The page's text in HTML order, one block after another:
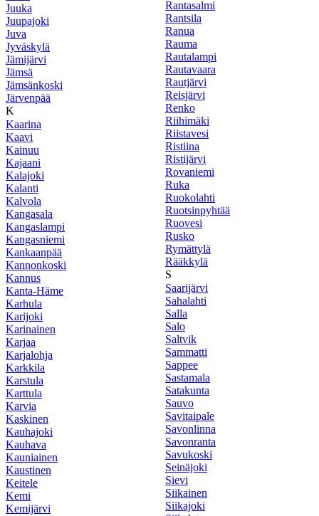
Juuka
Juupajoki
Juva
Jyväskylä
Jämijärvi
Jämsä
Jämsänkoski
Järvenpää
K
Kaarina
Kaavi
Kainuu
Kajaani
Kalajoki
Kalanti
Kalvola
Kangasala
Kangaslampi
Kangasniemi
Kankaanpää
Kannonkoski
Kannus
Kanta-Häme
Karhula
Karijoki
Karinainen
Karjaa
Karjalohja
Karkkila
Karstula
Karttula
Karvia
Kaskinen
Kauhajoki
Kauhava
Kauniainen
Kaustinen
Keitele
Kemi
Kemijärvi
Rantasalmi
Rantsila
Ranua
Rauma
Rautalampi
Rautavaara
Rautjärvi
Reisjärvi
Renko
Riihimäki
Riistavesi
Ristiina
Ristijärvi
Rovaniemi
Ruka
Ruokolahti
Ruotsinpyhtää
Ruovesi
Rusko
Rymättylä
Rääkkylä
S
Saarijärvi
Sahalahti
Salla
Salo
Saltvik
Sammatti
Sappee
Sastamala
Satakunta
Sauvo
Savitaipale
Savonlinna
Savonranta
Savukoski
Seinäjoki
Sievi
Siikainen
Siikajoki